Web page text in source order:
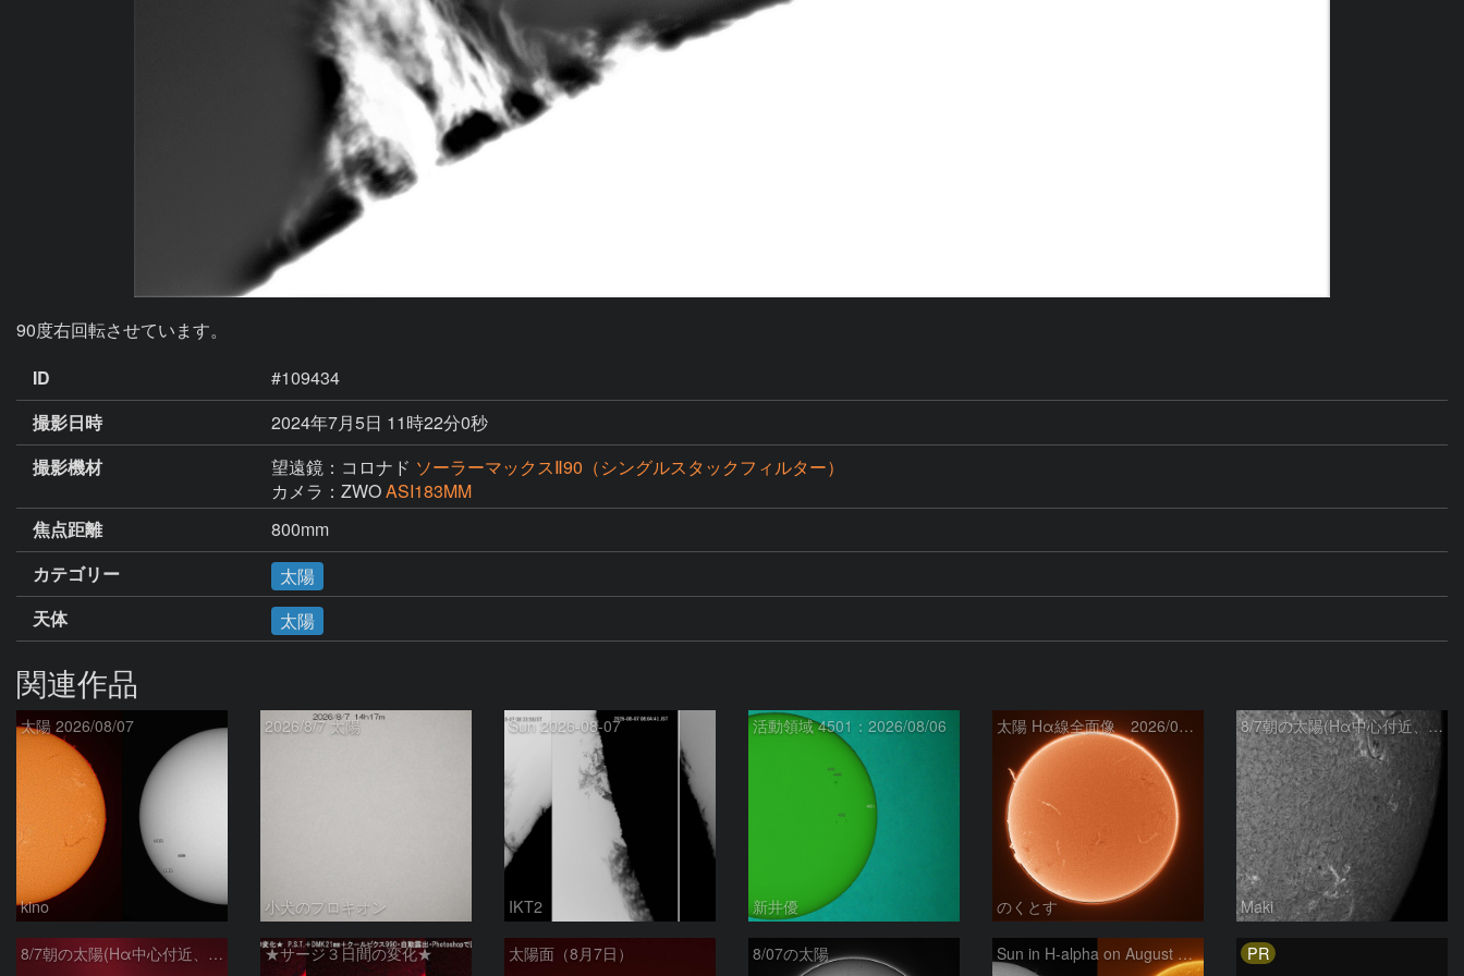
90度右回転させています。
ID
#109434
撮影日時
2024年7月5日 11時22分0秒
撮影機材
望遠鏡：コロナド ソーラーマックスⅡ90（シングルスタックフィルター）
カメラ：ZWOASI183MM
焦点距離
800mm
カテゴリー
太陽
天体
太陽
関連作品
太陽 2026/08/07
kino
2026/8/7 太陽
小犬のプロキオン
Sun 2026-08-07
IKT2
活動領域 4501：2026/08/06
新井優
太陽 Hα線全面像 2026/08/07
のくとす
8/7朝の太陽(Hα中心付近、4498、4502付近)
Maki
8/7朝の太陽(Hα中心付近、プロミネンス) ★サージ３日間の変化★ 太陽面（8月7日） 8/07の太陽 Sun in H-alpha on August 7, 2026 PR